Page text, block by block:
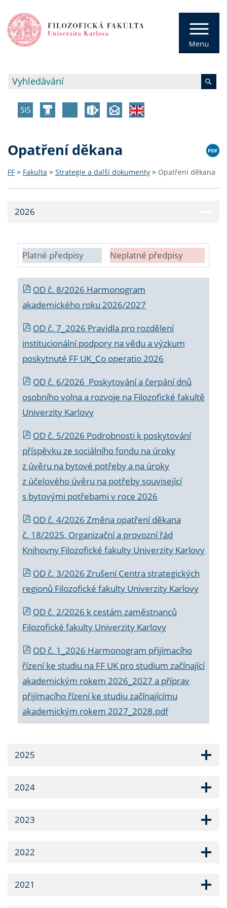
Opatření děkana
FF > Fakulta > Strategie a další dokumenty > Opatření děkana
2026
Platné předpisy Neplatné předpisy
OD č. 8/2026 Harmonogram
akademického roku 2026/2027
OD č. 7_2026 Pravidla pro rozdělení
institucionální podpory na vědu a výzkum
poskytnuté FF UK_Co operatio 2026
OD č. 6/2026 Poskytování a čerpání dnů
osobního volna a rozvoje na Filozofické fakultě
Univerzity Karlovy
OD č. 5/2026 Podrobnosti k poskytování
příspěvku ze sociálního fondu na úroky
z úvěru na bytové potřeby a na úroky
z účelového úvěru na potřeby související
s bytovými potřebami v roce 2026
OD č. 4/2026 Změna opatření děkana
č. 18/2025, Organizační a provozní řád
Knihovny Filozofické fakulty Univerzity Karlovy
OD č. 3/2026 Zrušení Centra strategických
regionů Filozofické fakulty Univerzity Karlovy
OD č. 2/2026 k cestám zaměstnanců
Filozofické fakulty Univerzity Karlovy
OD č. 1_2026 Harmonogram přijímacího
řízení ke studiu na FF UK pro studium začínající
akademickým rokem 2026_2027 a příprav
přijímacího řízení ke studiu začínajícímu
akademickým rokem 2027_2028.pdf
2025
2024
2023
2022
2021